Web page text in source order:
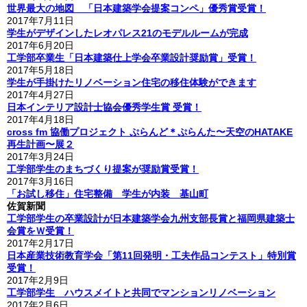
世界最大の地図 「日本建築学会提案コンペ」優秀賞受賞！
2017年7月11日
学生がデザインしたレオパレス21のモデルルームが完成
2017年6月20日
工学部卒業生「日本建築仕上学会卒業設計奨励賞」受賞！
2017年5月18日
学生が手掛けたリノベーション住宅の移住体験ができます
2017年4月27日
日本インテリア設計士協会優秀学生賞 受賞！
2017年4月18日
cross fm 協働プロジェクト ぷらんど＊ぷらんた〜天空のHATAKE
再生計画〜展２
2017年3月24日
工学部学生のまちづくり提案が奨励賞受賞！
2017年3月16日
「お試し移住」住宅整備 学生が内装 基山町
佐賀新聞
工学部学生の卒業設計が日本建築学会九州支部長賞と福岡県建築士
会賞をＷ受賞！
2017年2月17日
日本産業技術教育学会「第11回発明・工夫作品コンテスト」特別賞
受賞！
2017年2月9日
工学部学生 ハウスメイトと共同でマンションリノベーション